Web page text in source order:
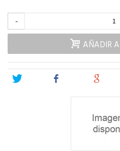
-
AÑADIR
Tweet